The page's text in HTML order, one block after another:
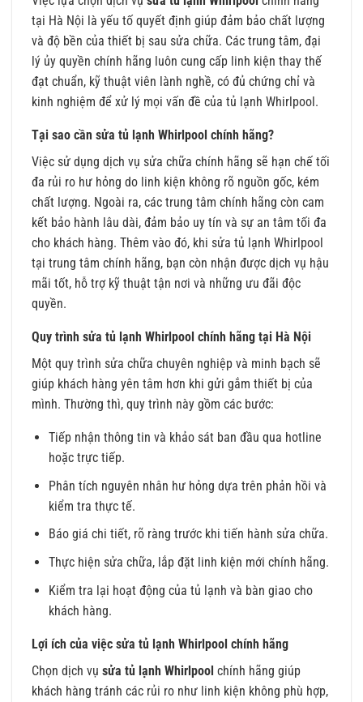
tại Hà Nội là yếu tố quyết định giúp đảm bảo chất lượng
và độ bền của thiết bị sau sửa chữa. Các trung tâm, đại
lý ủy quyền chính hãng luôn cung cấp linh kiện thay thế
đạt chuẩn, kỹ thuật viên lành nghề, có đủ chứng chỉ và
kinh nghiệm để xử lý mọi vấn đề của tủ lạnh Whirlpool.
Tại sao cần sửa tủ lạnh Whirlpool chính hãng?
Việc sử dụng dịch vụ sửa chữa chính hãng sẽ hạn chế tối
đa rủi ro hư hỏng do linh kiện không rõ nguồn gốc, kém
chất lượng. Ngoài ra, các trung tâm chính hãng còn cam
kết bảo hành lâu dài, đảm bảo uy tín và sự an tâm tối đa
cho khách hàng. Thêm vào đó, khi sửa tủ lạnh Whirlpool
tại trung tâm chính hãng, bạn còn nhận được dịch vụ hậu
mãi tốt, hỗ trợ kỹ thuật tận nơi và những ưu đãi độc
quyền.
Quy trình sửa tủ lạnh Whirlpool chính hãng tại Hà Nội
Một quy trình sửa chữa chuyên nghiệp và minh bạch sẽ
giúp khách hàng yên tâm hơn khi gửi gắm thiết bị của
mình. Thường thì, quy trình này gồm các bước:
Tiếp nhận thông tin và khảo sát ban đầu qua hotline
hoặc trực tiếp.
Phân tích nguyên nhân hư hỏng dựa trên phản hồi và
kiểm tra thực tế.
Báo giá chi tiết, rõ ràng trước khi tiến hành sửa chữa.
Thực hiện sửa chữa, lắp đặt linh kiện mới chính hãng.
Kiểm tra lại hoạt động của tủ lạnh và bàn giao cho
khách hàng.
Lợi ích của việc sửa tủ lạnh Whirlpool chính hãng
Chọn dịch vụ sửa tủ lạnh Whirlpool chính hãng giúp
khách hàng tránh các rủi ro như linh kiện không phù hợp,